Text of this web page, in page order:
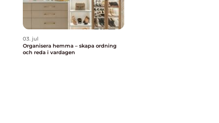
03. jul
Organisera hemma – skapa ordning
och reda i vardagen